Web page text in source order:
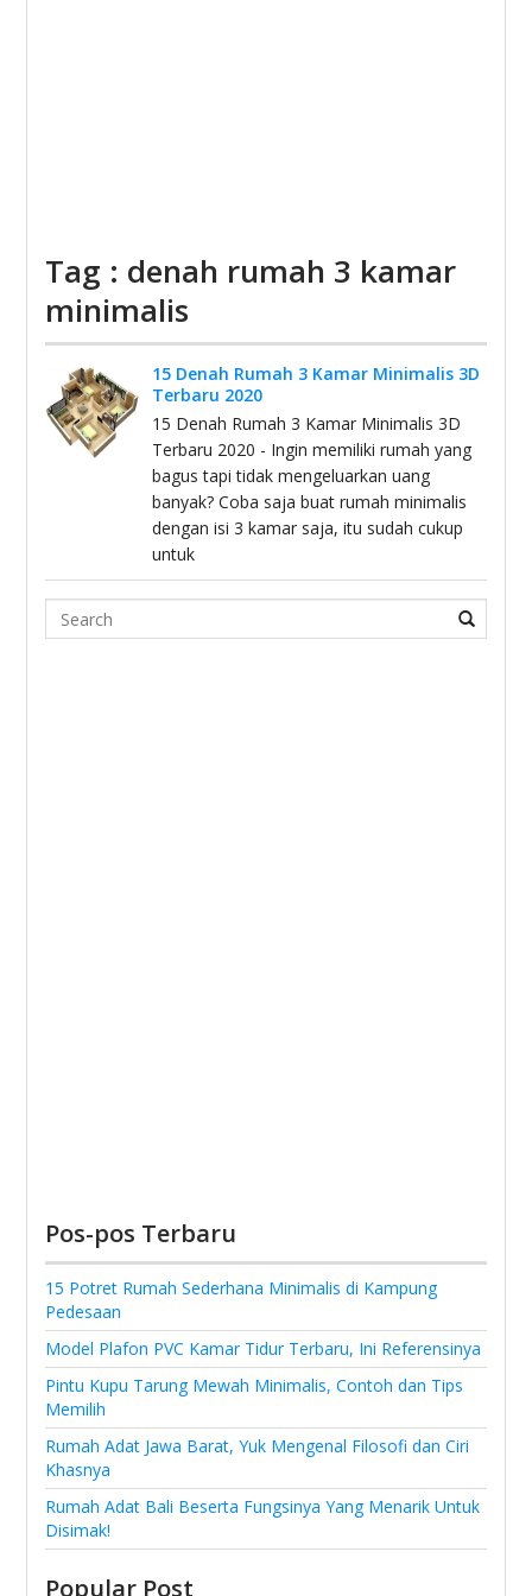
Tag : denah rumah 3 kamar
minimalis
15 Denah Rumah 3 Kamar Minimalis 3D
Terbaru 2020
15 Denah Rumah 3 Kamar Minimalis 3D
Terbaru 2020 - Ingin memiliki rumah yang
bagus tapi tidak mengeluarkan uang
banyak? Coba saja buat rumah minimalis
dengan isi 3 kamar saja, itu sudah cukup
untuk
Search
Pos-pos Terbaru
15 Potret Rumah Sederhana Minimalis di Kampung
Pedesaan
Model Plafon PVC Kamar Tidur Terbaru, Ini Referensinya
Pintu Kupu Tarung Mewah Minimalis, Contoh dan Tips
Memilih
Rumah Adat Jawa Barat, Yuk Mengenal Filosofi dan Ciri
Khasnya
Rumah Adat Bali Beserta Fungsinya Yang Menarik Untuk
Disimak!
Popular Post